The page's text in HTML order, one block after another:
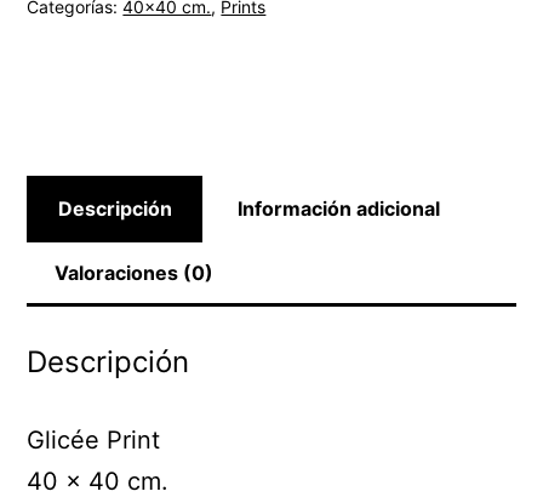
Categorías:40x40 cm., Prints
Descripción Información adicional
Valoraciones (0)
Descripción
Glicée Print
40 x 40 cm.